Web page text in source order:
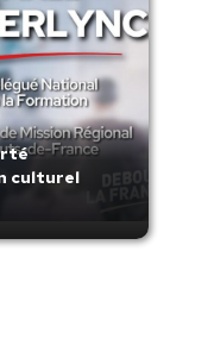
culturel